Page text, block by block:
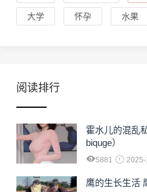
大学 怀孕 水果
阅读排行
霍水儿的混乱
biquge）
5881
鹰的生长生活